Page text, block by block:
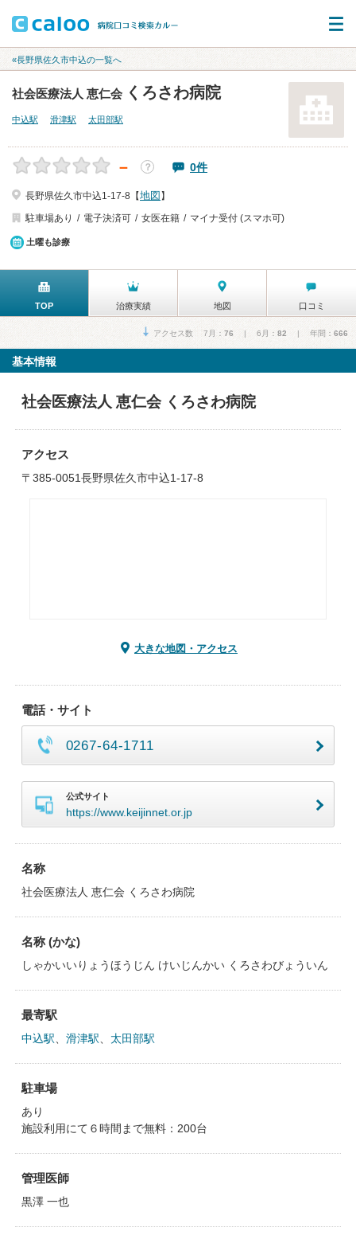
«長野県佐久市中込の一覧へ
社会医療法人 恵仁会 くろさわ病院
中込駅 滑津駅 太田部駅
－ ？ 0件
長野県佐久市中込1-17-8【地図 】
駐車場あり
電子決済可 女医在籍 マイナ受付 (スマホ可)
土曜も診療
TOP 治療実績 地図 口コミ
アクセス数 7月： 76 | 6月： 82 | 年間： 666
基本情報
社会医療法人 恵仁会 くろさわ病院
アクセス
〒385-0051長野県佐久市中込1-17-8
大きな地図・アクセス
電話・サイト
0267-64-1711
公式サイト
https://www.keijinnet.or.jp
名称
社会医療法人 恵仁会 くろさわ病院
名称 (かな)
しゃかいいりょうほうじん けいじんかい くろさわびょういん
最寄駅
中込駅 滑津駅 太田部駅
駐車場
あり
施設利用にて６時間まで無料：200台
管理医師
黒澤 一也